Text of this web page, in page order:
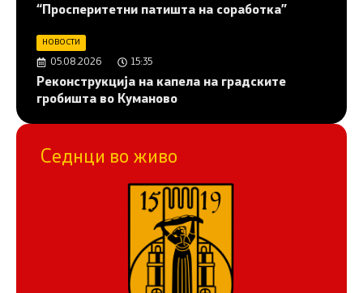
“Просперитетни патишта на соработка”
НОВОСТИ
05.08.2026 15:35
Реконструкција на капела на градските
гробишта во Куманово
Седнци во живо